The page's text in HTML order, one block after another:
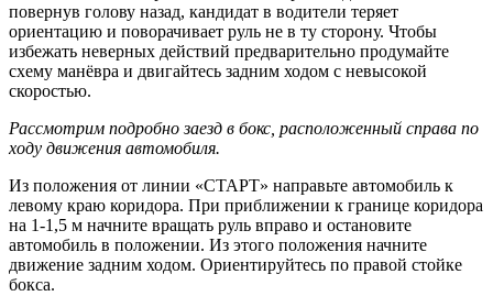
повернув голову назад, кандидат в водители теряет
ориентацию и поворачивает руль не в ту сторону. Чтобы
избежать неверных действий предварительно продумайте
схему манёвра и двигайтесь задним ходом с невысокой
скоростью.
Рассмотрим подробно заезд в бокс, расположенный справа по
ходу движения автомобиля.
Из положения от линии «СТАРТ» направьте автомобиль к
левому краю коридора. При приближении к границе коридора
на 1-1,5 м начните вращать руль вправо и остановите
автомобиль в положении. Из этого положения начните
движение задним ходом. Ориентируйтесь по правой стойке
бокса.